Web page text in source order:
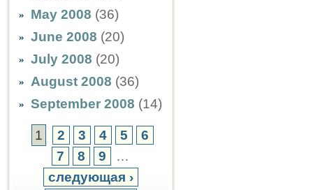
May 2008 (36)
June 2008 (20)
July 2008 (20)
August 2008 (36)
September 2008 (14)
1 2 3 4 5
6
7
8 9
…
следующая ›